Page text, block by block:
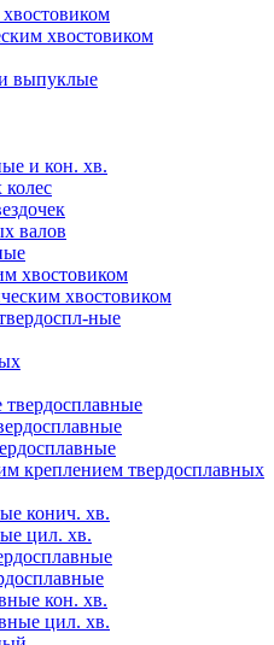
хвостовиком
выпуклые
и кон. хв.
валов
хвостовиком
хвостовиком
ные
креплением твердосплавных
конич. хв.
цил. хв.
кон. хв.
цил. хв.